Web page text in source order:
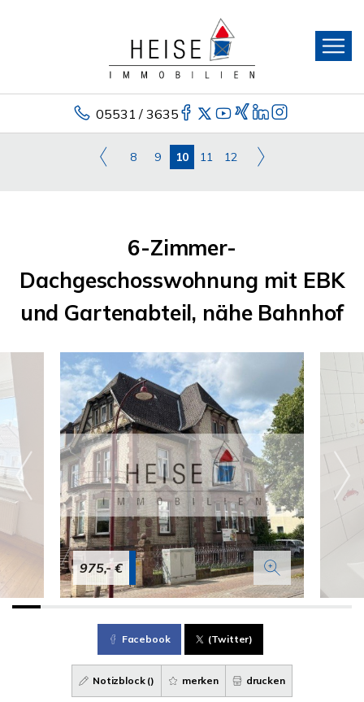
05531 / 3635
8 9 10 11 12
6-Zimmer-
Dachgeschosswohnung mit EBK
und Gartenabteil, nähe Bahnhof
975,- €
Facebook (Twitter)
Notizblock () merken drucken